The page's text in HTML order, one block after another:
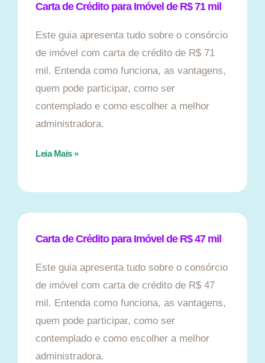
Carta de Crédito para Imóvel de R$ 71 mil
Este guia apresenta tudo sobre o consórcio
de imóvel com carta de crédito de R$ 71
mil. Entenda como funciona, as vantagens,
quem pode participar, como ser
contemplado e como escolher a melhor
administradora.
Leia Mais »
Carta de Crédito para Imóvel de R$ 47 mil
Este guia apresenta tudo sobre o consórcio
de imóvel com carta de crédito de R$ 47
mil. Entenda como funciona, as vantagens,
quem pode participar, como ser
contemplado e como escolher a melhor
administradora.